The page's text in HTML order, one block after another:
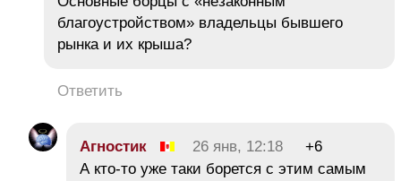
благоустройством» владельцы бывшего
рынка и их крыша?
Ответить
Агностик 26 янв, 12:18
+6
А кто-то уже таки борется с этим самым